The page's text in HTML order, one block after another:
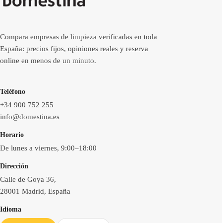
Compara empresas de limpieza verificadas en toda
España: precios fijos, opiniones reales y reserva
online en menos de un minuto.
Teléfono
+34 900 752 255
info@domestina.es
Horario
De lunes a viernes, 9:00–18:00
Dirección
Calle de Goya 36,
28001 Madrid, España
Idioma